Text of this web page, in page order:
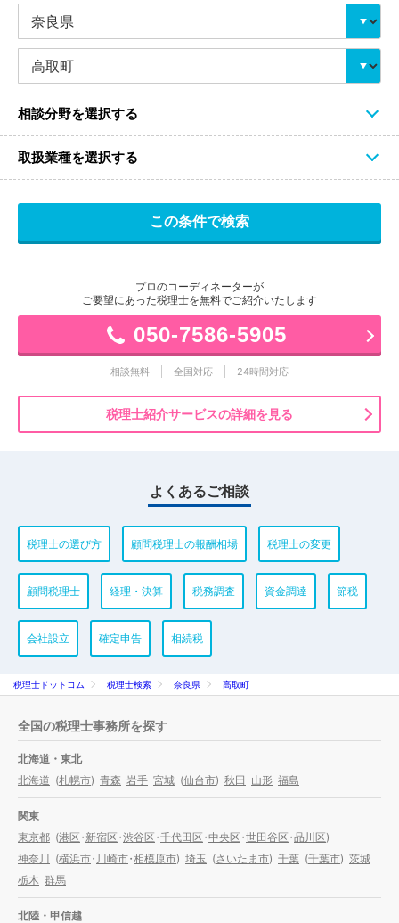
相談分野を選択する
取扱業種を選択する
プロのコーディネーターが
ご要望にあった税理士を無料でご紹介いたします
050-7586-5905
相談無料 全国対応 24時間対応
税理士紹介サービスの詳細を見る
よくあるご相談
税理士の選び方 顧問税理士の報酬相場 税理士の変更
顧問税理士 経理・決算 税務調査 資金調達 節税
会社設立 確定申告 相続税
税理士ドットコム 税理士検索 奈良県 高取町
全国の税理士事務所を探す
北海道・東北
北海道 (札幌市) 青森 岩手 宮城 (仙台市) 秋田 山形 福島
関東
東京都 (港区・新宿区・渋谷区・千代田区・中央区・世田谷区・品川区)
神奈川
(横浜市・川崎市・相模原市) 埼玉 (さいたま市) 千葉 (千葉市) 茨城
栃木 群馬
北陸・甲信越